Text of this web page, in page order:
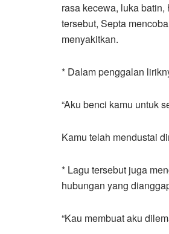
rasa kecewa, luka
tersebut, Septa
menyakitkan.
* Dalam penggalan
“Aku benci kamu untuk
Kamu telah mendustai
* Lagu tersebut juga
hubungan yang
“Kau membuat aku